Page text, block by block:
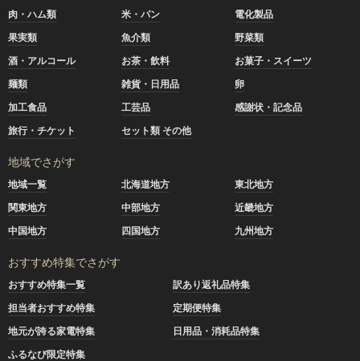
肉・ハム類 米・パン
電化製品
果実類
魚介類
野菜類
酒・アルコール
お茶・飲料
お菓子・スイーツ
麺類
雑貨・日用品
卵
加工食品
工芸品
感謝状・記念品
旅行・チケット
セット類 その他
地域でさがす
地域一覧 北海道地方
東北地方
関東地方
中部地方
近畿地方
中国地方
四国地方 九州地方
おすすめ特集でさがす
おすすめ特集一覧
訳あり返礼品特集
担当者おすすめ特集
定期便特集
地元が誇る家電特集
日用品・消耗品特集
ふるなび限定特集